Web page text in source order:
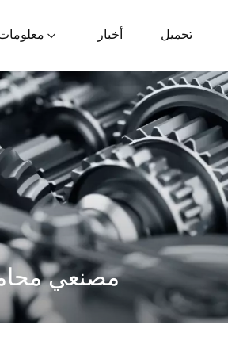
أخبار تحميل
مصنعي